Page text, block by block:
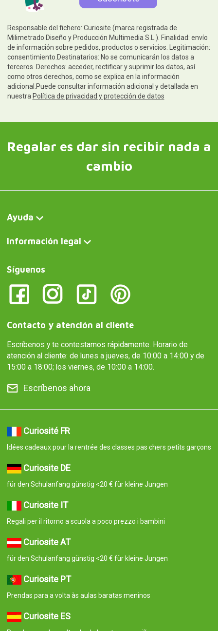
Responsable del fichero: Curiosite (marca registrada de
Milimetrado Diseño y Producción Multimedia S.L.). Finalidad: envío
de información sobre pedidos, productos o servicios. Legitimación:
consentimiento.Destinatarios: No se comunicarán los datos a
terceros. Derechos: acceder, rectificar y suprimir los datos, así
como otros derechos, como se explica en la información
adicional.Puede consultar información adicional y detallada en
nuestra Política de privacidad y protección de datos
Regalar es dar sin recibir nada a
cambio
Ayuda
Información legal
Síguenos
Contacto y atención al cliente
Escríbenos y te contestamos rápidamente. Horario de
atención al cliente: de lunes a jueves, de 10:00 a 14:00 y de
15:00 a 18:00; los viernes, de 10:00 a 14:00.
Escríbenos ahora
Curiosité FR
Idées cadeaux pour la rentrée des classes pas chers petits garçons
Curiosite DE
für den Schulanfang günstig <20 € für kleine Jungen
Curiosite IT
Regali per il ritorno a scuola a poco prezzo i bambini
Curiosite AT
für den Schulanfang günstig <20 € für kleine Jungen
Curiosite PT
Prendas para a volta às aulas baratas meninos
Curiosite ES